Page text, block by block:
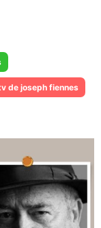
de joseph fiennes